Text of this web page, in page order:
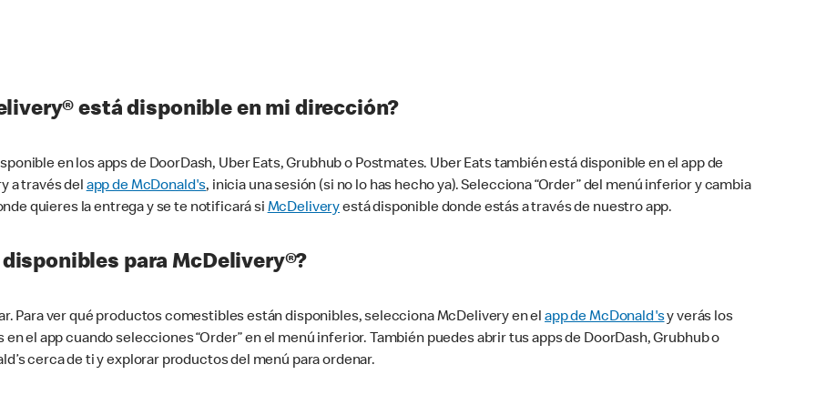
está disponible en mi dirección?
en los apps de DoorDash, Uber Eats, Grubhub o Postmates. Uber Eats también está disponible en el app de
a través del app de McDonald's, inicia una sesión (si no lo has hecho ya). Selecciona “Order” del menú inferior y cambia
quieres la entrega y se te notificará si McDeliveryestá disponible donde estás a través de nuestro app.
para McDelivery®?
Para ver qué productos comestibles están disponibles, selecciona McDelivery en elapp de McDonald'sy verás los
el app cuando selecciones “Order” en el menú inferior. También puedes abrir tus apps de DoorDash, Grubhub o
cerca de ti y explorar productos del menú para ordenar.